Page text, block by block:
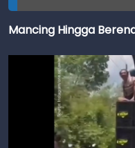
Mancing Hingga